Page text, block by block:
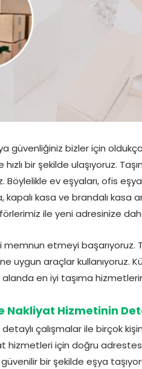
bizler için
bir şekilde ulaşıyoruz.
ev eşyaları, ofis
kapalı kasa ve brandalı kasa
ile yeni adresinize
memnun etmeyi
uygun araçlar kullanıyoruz.
en iyi taşıma
Nakliyat Hizmetinin
çalışmalar ile birçok
hizmetleri için doğru
bir şekilde eşya